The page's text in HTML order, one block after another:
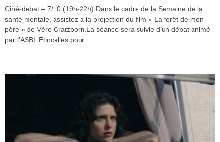
Ciné-débat – 7/10 (19h-22h) Dans le cadre de la Semaine de la
santé mentale, assistez à la projection du film « La forêt de mon
père » de Véro Cratzborn.La séance sera suivie d’un débat animé
par l’ASBL Étincelles pour